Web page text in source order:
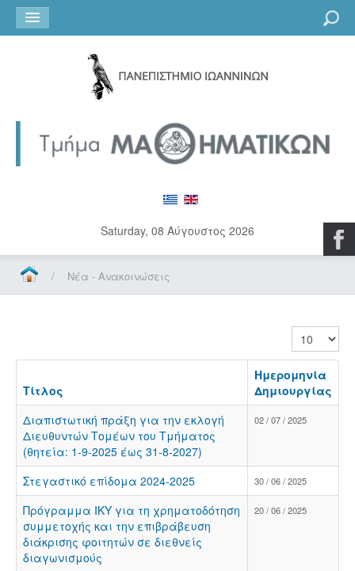
Saturday, 08 Αύγουστος 2026
/ Νέα - Ανακοινώσεις
Εμφάνιση
Τίτλος
Ημερομηνία
Δημιουργίας
Διαπιστωτική πράξη για την εκλογή
Διευθυντών Τομέων του Τμήματος
(θητεία: 1-9-2025 έως 31-8-2027)
02 / 07 / 2025
Στεγαστικό επίδομα 2024-2025 30 / 06 / 2025
Πρόγραμμα ΙΚΥ για τη χρηματοδότηση
συμμετοχής και την επιβράβευση
διάκρισης φοιτητών σε διεθνείς
διαγωνισμούς
20 / 06 / 2025